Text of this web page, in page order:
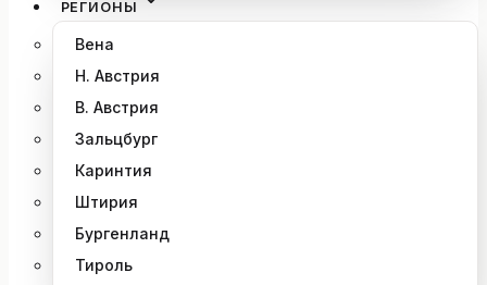
РЕГИОНЫ
Вена
Н. Австрия
В. Австрия
Зальцбург
Каринтия
Штирия
Бургенланд
Тироль